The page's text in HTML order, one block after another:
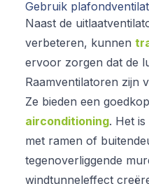
Gebruik
Naast de
verbeteren, kunnen
ervoor zorgen dat de
Raamventilatoren zijn
Ze bieden een
airconditioning. Het
met ramen of
tegenoverliggende
windtunneleffect